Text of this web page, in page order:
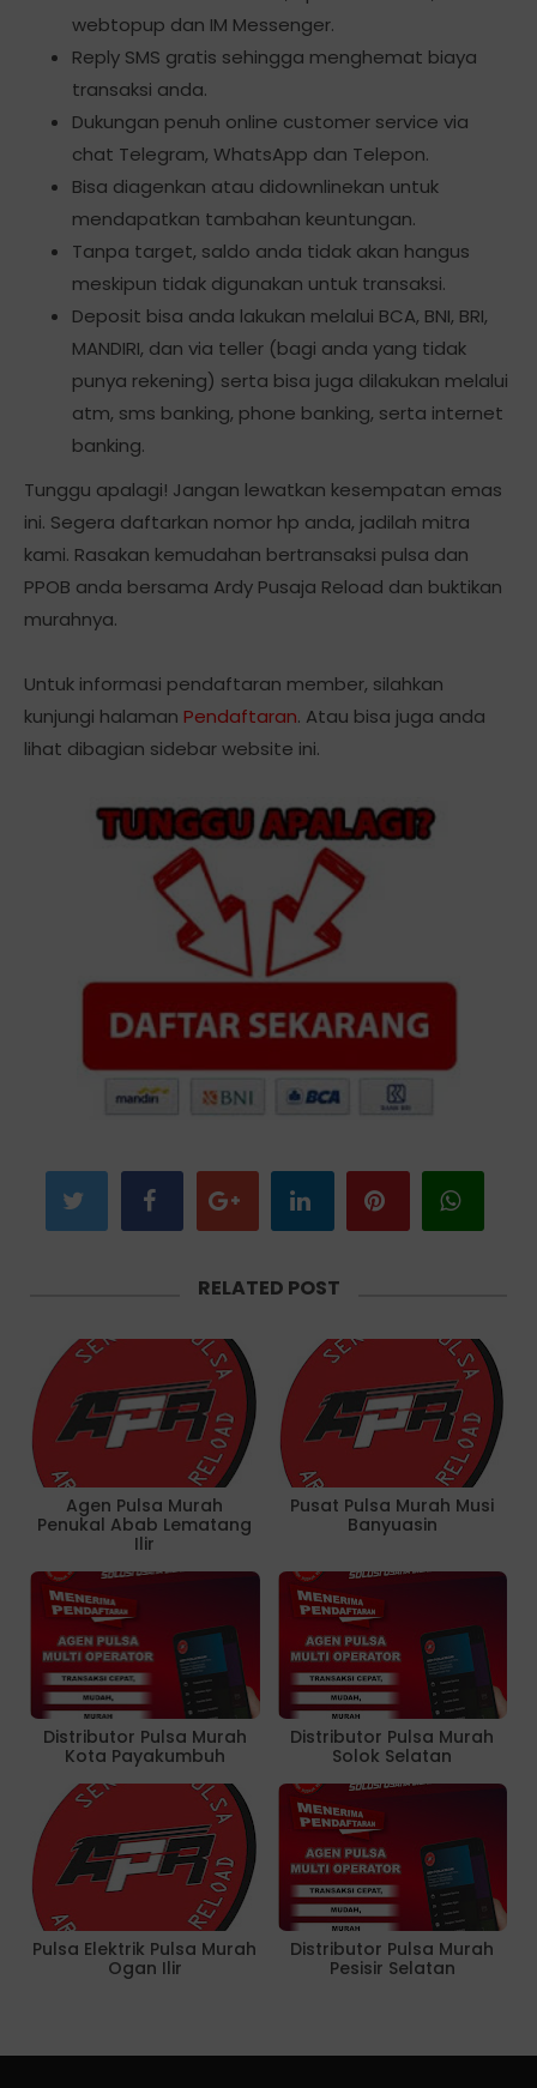
webtopup dan IM Messenger.
Reply SMS gratis sehingga menghemat biaya
transaksi anda.
Dukungan penuh online customer service via
chat Telegram, WhatsApp dan Telepon.
Bisa diagenkan atau didownlinekan untuk
mendapatkan tambahan keuntungan.
Tanpa target, saldo anda tidak akan hangus
meskipun tidak digunakan untuk transaksi.
Deposit bisa anda lakukan melalui BCA, BNI, BRI,
MANDIRI, dan via teller (bagi anda yang tidak
punya rekening) serta bisa juga dilakukan melalui
atm, sms banking, phone banking, serta internet
banking.
Tunggu apalagi! Jangan lewatkan kesempatan emas
ini. Segera daftarkan nomor hp anda, jadilah mitra
kami. Rasakan kemudahan bertransaksi pulsa dan
PPOB anda bersama Ardy Pusaja Reload dan buktikan
murahnya.
Untuk informasi pendaftaran member, silahkan
kunjungi halaman Pendaftaran. Atau bisa juga anda
lihat dibagian sidebar website ini.
RELATED POST
Agen Pulsa Murah
Penukal Abab Lematang
Ilir
Pusat Pulsa Murah Musi
Banyuasin
Distributor Pulsa Murah
Kota Payakumbuh
Distributor Pulsa Murah
Solok Selatan
Pulsa Elektrik Pulsa Murah
Ogan Ilir
Distributor Pulsa Murah
Pesisir Selatan